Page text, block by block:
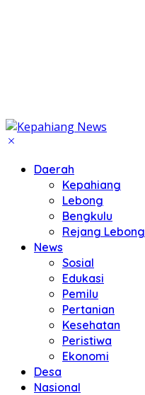
Daerah
Kepahiang
Lebong
Bengkulu
Rejang Lebong
News
Sosial
Edukasi
Pemilu
Pertanian
Kesehatan
Peristiwa
Ekonomi
Desa
Nasional